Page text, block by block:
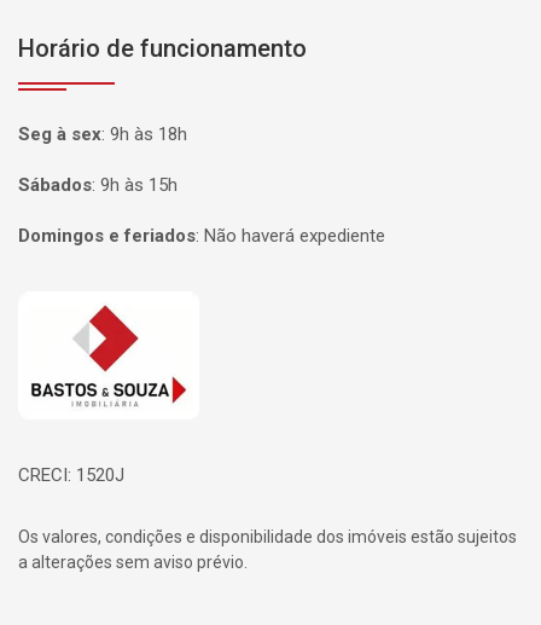
Horário de funcionamento
Seg à sex: 9h às 18h
Sábados: 9h às 15h
Domingos e feriados: Não haverá expediente
Página inicial
CRECI: 1520J
Os valores, condições e disponibilidade dos imóveis estão sujeitos
a alterações sem aviso prévio.